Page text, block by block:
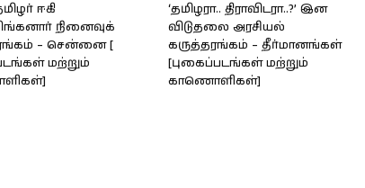
ஈகி
நினைவுக்
– சென்னை [
மற்றும்
‘தமிழரா.. திராவிடரா..?’ இன
விடுதலை அரசியல்
கருத்தரங்கம் – தீர்மானங்கள்
[புகைப்படங்கள் மற்றும்
காணொளிகள்]